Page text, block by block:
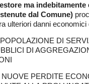
ma indebitamente
dal Comune)
ulteriori danni economici
DI
DI
PERDITE